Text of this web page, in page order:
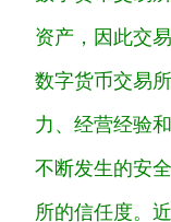
资产，因此交
数字货币交易
力、经营经验
不断发生的安
所的信任度。